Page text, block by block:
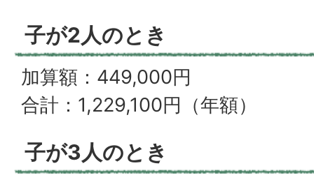
子が2人のとき
加算額：449,000円
合計：1,229,100円（年額）
子が3人のとき